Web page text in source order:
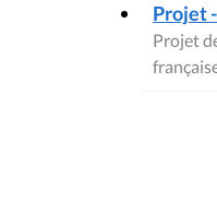
Projet
Projet